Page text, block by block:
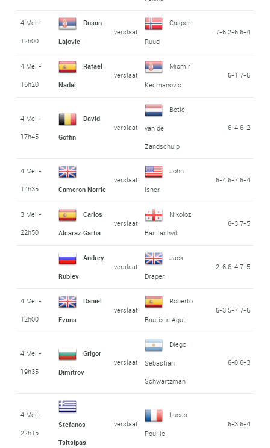
4 Mei -
12h00
Dusan
Lajovic
verslaat
Casper
Ruud
7-6 2-6 6-4
4 Mei -
16h20
Rafael
Nadal
verslaat
Miomir
Kecmanovic
6-1 7-6
4 Mei -
17h45
David
Goffin
verslaat
Botic
van de
Zandschulp
6-4 6-2
4 Mei -
14h35
Cameron Norrie
verslaat
John
Isner
6-4 6-7 6-4
3 Mei -
22h50
Carlos
Alcaraz Garfia
verslaat
Nikoloz
Basilashvili
6-3 7-5
Andrey
Rublev
verslaat
Jack
Draper
2-6 6-4 7-5
4 Mei -
12h00
Daniel
Evans
verslaat
Roberto
Bautista Agut
6-3 5-7 7-6
4 Mei -
19h35
Grigor
Dimitrov
verslaat
Diego
Sebastian
Schwartzman
6-0 6-3
4 Mei -
22h15
Stefanos
Tsitsipas
verslaat
Lucas
Pouille
6-3 6-4